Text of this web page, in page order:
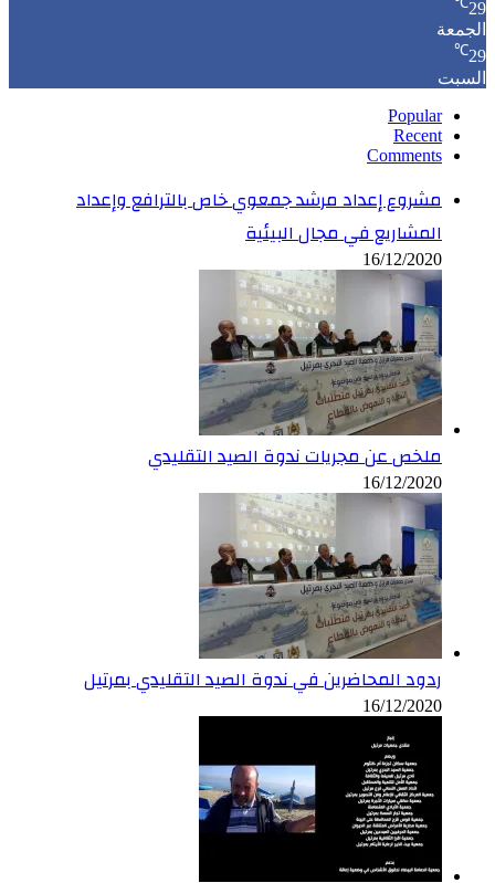
29
الجمعة
29
℃
السبت
Popular
Recent
Comments
مشروع إعداد مرشد جمعوي خاص بالترافع وإعداد
المشاريع في مجال البيئية
16/12/2020
ملخص عن مجريات ندوة الصيد التقليدي
16/12/2020
ردود المحاضرين في ندوة الصيد التقليدي بمرتيل
16/12/2020